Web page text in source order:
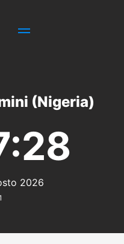
(Nigeria)
2026